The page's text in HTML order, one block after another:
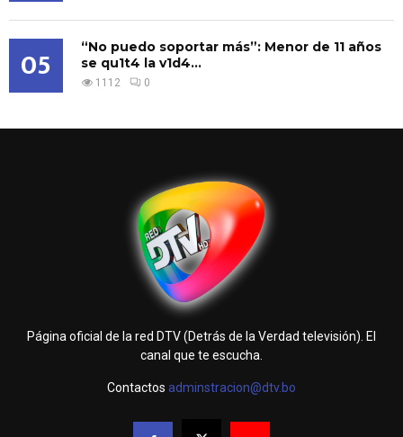
05
“No puedo soportar más”: Menor de 11 años
se qu1t4 la v1d4...
1112 0
Página oficial de la red DTV (Detrás de la Verdad televisión). El
canal que te escucha.
Contactos adminstracion@dtv.bo